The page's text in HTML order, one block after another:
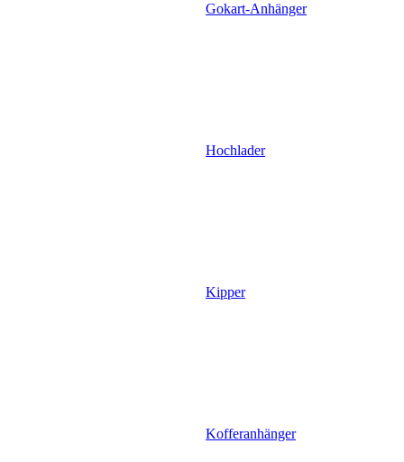
Gokart-Anhänger
Hochlader
Kipper
Kofferanhänger